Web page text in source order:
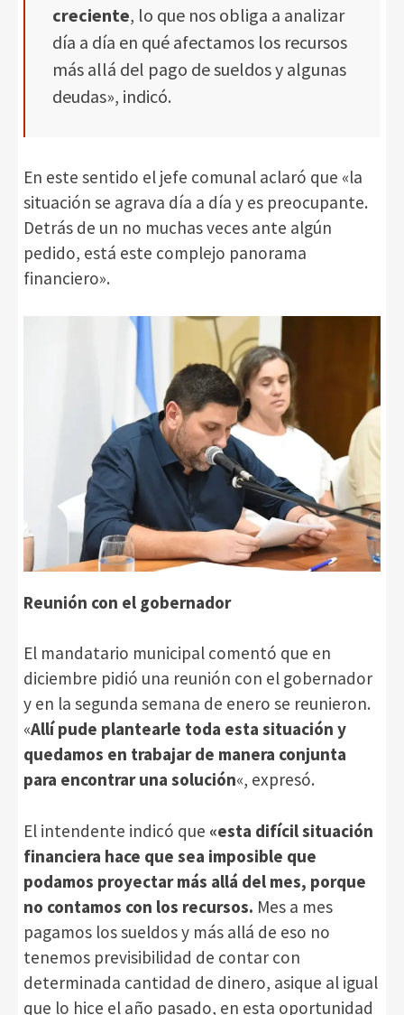
creciente, lo que nos obliga a analizar
día a día en qué afectamos los recursos
más allá del pago de sueldos y algunas
deudas», indicó.
En este sentido el jefe comunal aclaró que «la
situación se agrava día a día y es preocupante.
Detrás de un no muchas veces ante algún
pedido, está este complejo panorama
financiero».
Reunión con el gobernador
El mandatario municipal comentó que en
diciembre pidió una reunión con el gobernador
y en la segunda semana de enero se reunieron.
«Allí pude plantearle toda esta situación y
quedamos en trabajar de manera conjunta
para encontrar una solución«, expresó.
El intendente indicó que «esta difícil situación
financiera hace que sea imposible que
podamos proyectar más allá del mes, porque
no contamos con los recursos. Mes a mes
pagamos los sueldos y más allá de eso no
tenemos previsibilidad de contar con
determinada cantidad de dinero, asique al igual
que lo hice el año pasado, en esta oportunidad